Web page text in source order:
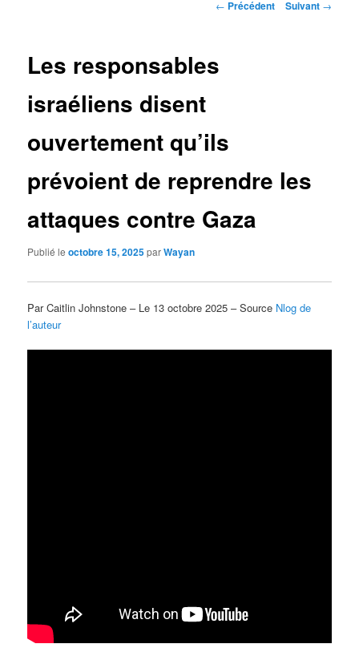
Navigation
← Précédent Suivant →
Les responsables
israéliens disent
ouvertement qu’ils
prévoient de reprendre les
attaques contre Gaza
Publié leoctobre 15, 2025parWayan
Par Caitlin Johnstone – Le 13 octobre 2025 – Source Nlog de
l’auteur